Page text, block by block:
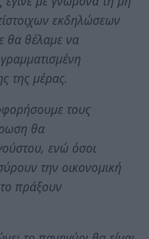
εκδηλώσεων
θα θέλαμε να
της μέρας.
τους
θα
ενώ όσοι
την οικονομική
πράξουν